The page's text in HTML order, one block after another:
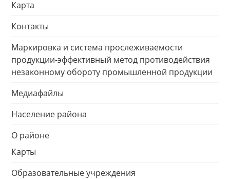
Карта
Контакты
Маркировка и система прослеживаемости
продукции-эффективный метод противодействия
незаконному обороту промышленной продукции
Медиафайлы
Население района
О районе
Карты
Образовательные учреждения